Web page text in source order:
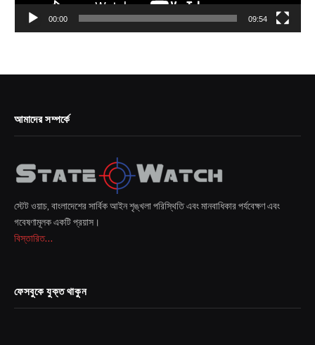
00:00 09:54
আমাদের সম্পর্কে
স্টেট ওয়াচ, বাংলাদেশের সার্বিক আইন শৃঙ্খলা পরিস্থিতি এবং মানবাধিকার পর্যবেক্ষণ এবং
গবেষণামূলক একটি প্রয়াস।
বিস্তারিত...
ফেসবুকে যুক্ত থাকুন